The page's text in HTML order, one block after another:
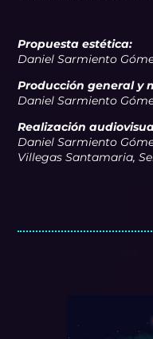
Propuesta estética:
Daniel Sarmiento
Producción general y
Daniel Sarmiento
Realización
Daniel Sarmiento
Villegas Santamaria,